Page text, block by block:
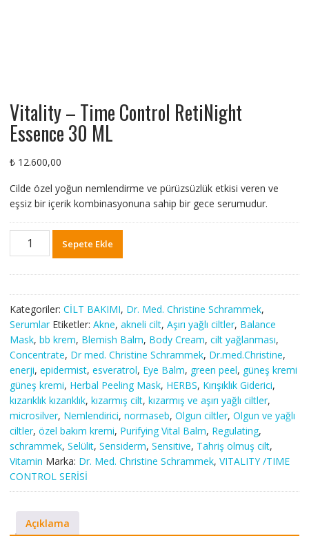
Vitality – Time Control RetiNight
Essence 30 ML
₺12.600,00
Cilde özel yoğun nemlendirme ve pürüzsüzlük etkisi veren ve
eşsiz bir içerik kombinasyonuna sahip bir gece serumudur.
Vitality
RetiNight
Essence
30
ML
adet
Sepete Ekle
Kategoriler: CİLT BAKIMI, Dr. Med. Christine Schrammek,
Serumlar Etiketler: Akne, akneli cilt, Aşırı yağlı ciltler, Balance
Mask, bb krem, Blemish Balm, Body Cream, cilt yağlanması,
Concentrate, Dr med. Christine Schrammek, Dr.med.Christine,
enerji, epidermist, esveratrol, Eye Balm, green peel, güneş kremi
güneş kremi, Herbal Peeling Mask, HERBS, Kırışıklık Giderici,
kızarıklık kızarıklık, kızarmış cilt, kızarmış ve aşırı yağlı ciltler,
microsilver, Nemlendirici, normaseb, Olgun ciltler, Olgun ve yağlı
ciltler, özel bakım kremi, Purifying Vital Balm, Regulating,
schrammek, Selülit, Sensiderm, Sensitive, Tahriş olmuş cilt,
Vitamin Marka: Dr. Med. Christine Schrammek, VITALITY /TIME
CONTROL SERİSİ
Açıklama